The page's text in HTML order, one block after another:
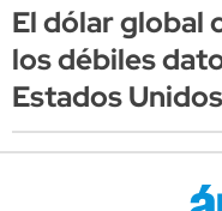
El dólar global
los débiles
Estados Unidos